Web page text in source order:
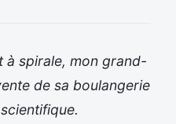
à spirale, mon grand-
de sa boulangerie